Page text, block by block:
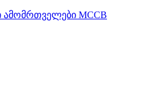
ამომრთველები MCCB